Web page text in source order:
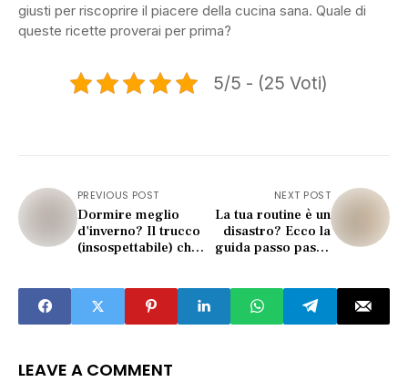
giusti per riscoprire il piacere della cucina sana. Quale di
queste ricette proverai per prima?
5/5 - (25 Voti)
PREVIOUS POST
Dormire meglio
d'inverno? Il trucco
(insospettabile) che
NEXT POST
La tua routine è un
disastro? Ecco la
guida passo passo
LEAVE A COMMENT